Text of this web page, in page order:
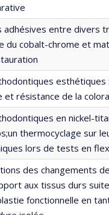
adhésives entre divers
du cobalt-chrome et
esthétiques
et résistance de la
en nickel-
thermocyclage sur
lors de tests en
des changements
aux tissus durs
fonctionnelle en